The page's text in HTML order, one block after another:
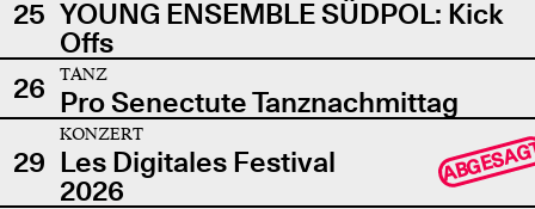
25 YOUNG ENSEMBLE SÜDPOL: Kick
Offs
26
TANZ
Pro Senectute Tanznachmittag
29
KONZERT
Les Digitales Festival
2026